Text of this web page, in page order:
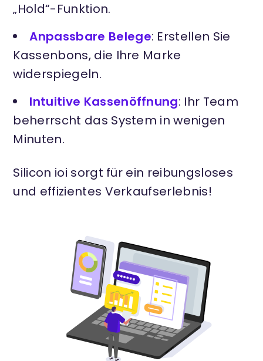
„Hold“-Funktion.
Anpassbare Belege: Erstellen Sie
Kassenbons, die Ihre Marke
widerspiegeln.
Intuitive Kassenöffnung: Ihr Team
beherrscht das System in wenigen
Minuten.
Silicon ioi sorgt für ein reibungsloses
und effizientes Verkaufserlebnis!